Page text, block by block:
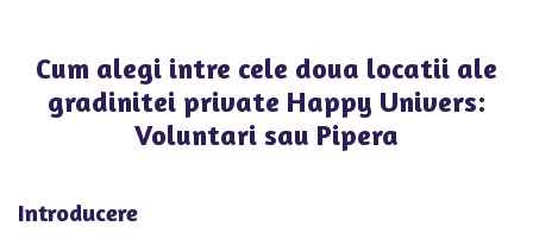
Cum alegi intre cele doua locatii ale
gradinitei private Happy Univers:
Voluntari sau Pipera
Introducere